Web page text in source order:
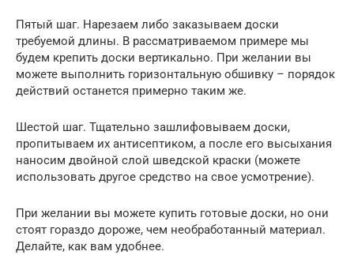
Пятый шаг. Нарезаем либо заказываем доски
требуемой длины. В рассматриваемом примере мы
будем крепить доски вертикально. При желании вы
можете выполнить горизонтальную обшивку – порядок
действий останется примерно таким же.
Шестой шаг. Тщательно зашлифовываем доски,
пропитываем их антисептиком, а после его высыхания
наносим двойной слой шведской краски (можете
использовать другое средство на свое усмотрение).
При желании вы можете купить готовые доски, но они
стоят гораздо дороже, чем необработанный материал.
Делайте, как вам удобнее.